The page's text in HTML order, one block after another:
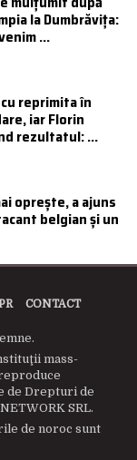
la Dumbrăvița:
...
reprimita în
iar Florin
rezultatul: ...
oprește, a ajuns
belgian și un
CONTACT
mass-
de Drepturi de
SRL.
de noroc sunt